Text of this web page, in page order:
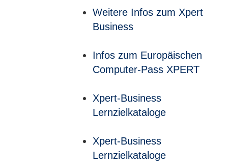
Weitere Infos zum Xpert
Business
Infos zum Europäischen
Computer-Pass XPERT
Xpert-Business
Lernzielkataloge
Xpert-Business
Lernzielkataloge